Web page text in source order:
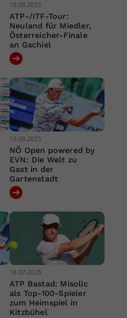
18.08.2025
ATP-/ITF-Tour:
Neuland für Miedler,
Österreicher-Finale
an Gschiel
13.08.2025
NÖ Open powered by
EVN: Die Welt zu
Gast in der
Gartenstadt
18.07.2025
ATP Bastad: Misolic
als Top-100-Spieler
zum Heimspiel in
Kitzbühel